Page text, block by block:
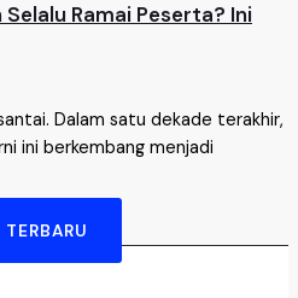
Ramai Peserta? Ini
Dalam satu dekade terakhir,
ini berkembang menjadi